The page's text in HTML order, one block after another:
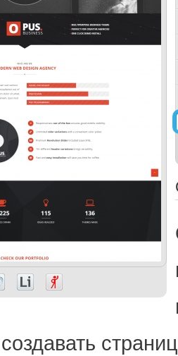
создавать